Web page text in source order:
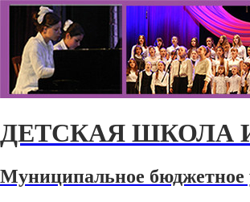
ДЕТСКАЯ ШКОЛА
Муниципальное бюджетное